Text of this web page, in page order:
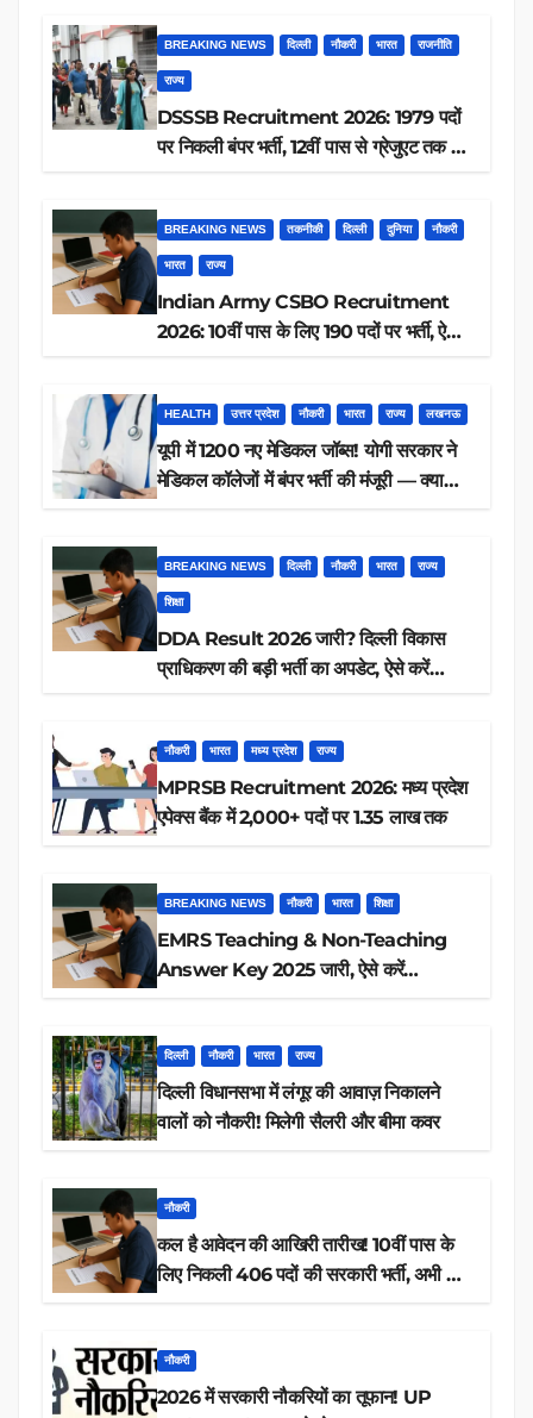
BREAKING NEWS दिल्ली नौकरी भारत राजनीति
राज्य
DSSSB Recruitment 2026: 1979 पदों
पर निकली बंपर भर्ती, 12वीं पास से ग्रेजुएट तक करें
BREAKING NEWS तकनीकी दिल्ली दुनिया नौकरी
भारत राज्य
Indian Army CSBO Recruitment
2026: 10वीं पास के लिए 190 पदों पर भर्ती, ऐसे
HEALTH उत्तर प्रदेश नौकरी भारत राज्य लखनऊ
यूपी में 1200 नए मेडिकल जॉब्स! योगी सरकार ने
मेडिकल कॉलेजों में बंपर भर्ती की मंजूरी — क्या
BREAKING NEWS दिल्ली नौकरी भारत राज्य
शिक्षा
DDA Result 2026 जारी? दिल्ली विकास
प्राधिकरण की बड़ी भर्ती का अपडेट, ऐसे करें
नौकरी भारत मध्य प्रदेश राज्य
MPRSB Recruitment 2026: मध्य प्रदेश
एपेक्स बैंक में 2,000+ पदों पर 1.35 लाख तक
BREAKING NEWS नौकरी भारत शिक्षा
EMRS Teaching & Non-Teaching
Answer Key 2025 जारी, ऐसे करें
दिल्ली नौकरी भारत राज्य
दिल्ली विधानसभा में लंगूर की आवाज़ निकालने
वालों को नौकरी! मिलेगी सैलरी और बीमा कवर
नौकरी
कल है आवेदन की आखिरी तारीख! 10वीं पास के
लिए निकली 406 पदों की सरकारी भर्ती, अभी करें
नौकरी
2026 में सरकारी नौकरियों का तूफान! UP